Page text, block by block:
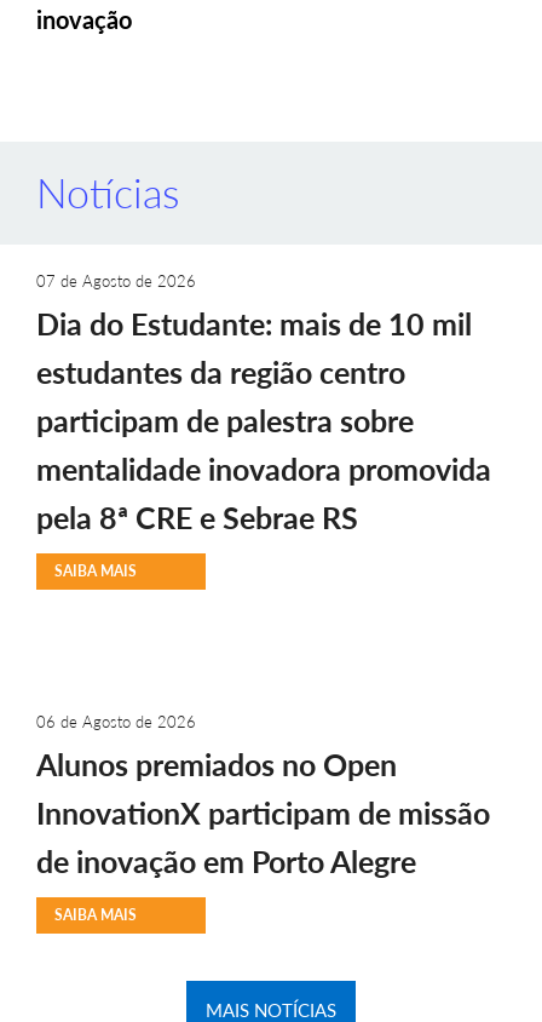
inovação
Notícias
07 de Agosto de 2026
Dia do Estudante: mais de 10 mil
estudantes da região centro
participam de palestra sobre
mentalidade inovadora promovida
pela 8ª CRE e Sebrae RS
SAIBA MAIS
06 de Agosto de 2026
Alunos premiados no Open
InnovationX participam de missão
de inovação em Porto Alegre
SAIBA MAIS
MAIS NOTÍCIAS